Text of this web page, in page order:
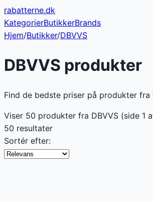
rabatterne.dk
KategorierButikkerBrands
Hjem/Butikker/DBVVS
DBVVS produkter
Find de bedste priser på produkter fra
Viser 50 produkter fra DBVVS (side 1
50 resultater
Sortér efter: